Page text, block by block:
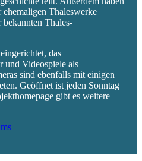
Thaleswerke
bekannten Thales-
das
und Videospiele als
sind ebenfalls mit einigen
Geöffnet ist jeden Sonntag
gibt es weitere